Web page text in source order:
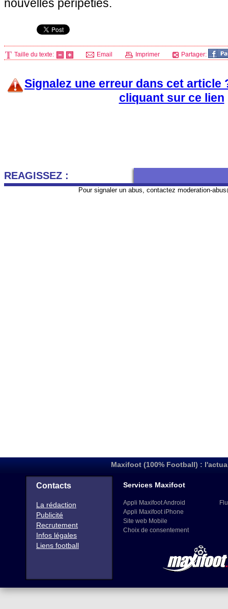
nouvelles péripéties.
Taille du texte: Email Imprimer Partager:
Signalez une erreur dans cet article
cliquant sur ce lien
REAGISSEZ :
Pour signaler un abus, contactez moderation-
Maxifoot (100% Football) :
Contacts
La rédaction
Publicité
Recrutement
Infos légales
Liens football
Services Maxifoot
Appli Maxifoot Android
Appli Maxifoot iPhone
Site web Mobile
Choix de consentement